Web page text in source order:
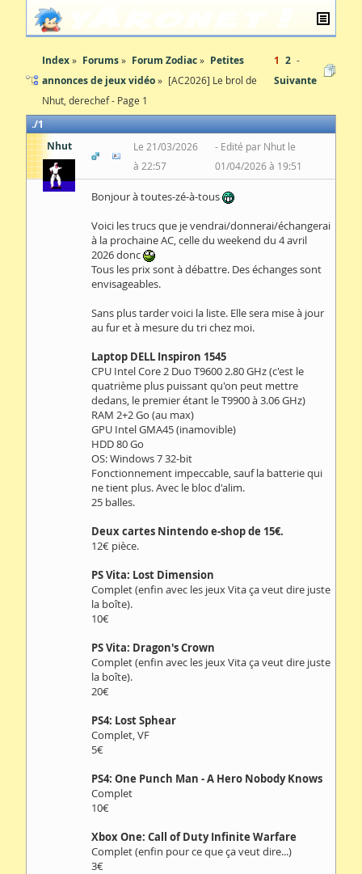
Index Forums Forum Zodiac
Petites
annonces de jeux vidéo
[AC2026] Le brol de
Nhut, derechef - Page 1
1 2
Suivante
1
Nhut
Le 21/03/2026
à 22:57
Edité par Nhut le
01/04/2026 à 19:51
Bonjour à toutes-zé-à-tous
Voici les trucs que je vendrai/donnerai/échangerai
à la prochaine AC, celle du weekend du 4 avril
2026 donc
Tous les prix sont à débattre. Des échanges sont
envisageables.
Sans plus tarder voici la liste. Elle sera mise à jour
au fur et à mesure du tri chez moi.
Laptop DELL Inspiron 1545
CPU Intel Core 2 Duo T9600 2.80 GHz (c'est le
quatrième plus puissant qu'on peut mettre
dedans, le premier étant le T9900 à 3.06 GHz)
RAM 2+2 Go (au max)
GPU Intel GMA45 (inamovible)
HDD 80 Go
OS: Windows 7 32-bit
Fonctionnement impeccable, sauf la batterie qui
ne tient plus. Avec le bloc d'alim.
25 balles.
Deux cartes Nintendo e-shop de 15€.
12€ pièce.
PS Vita: Lost Dimension
Complet (enfin avec les jeux Vita ça veut dire juste
la boîte).
10€
PS Vita: Dragon's Crown
Complet (enfin avec les jeux Vita ça veut dire juste
la boîte).
20€
PS4: Lost Sphear
Complet, VF
5€
PS4: One Punch Man - A Hero Nobody Knows
Complet
10€
Xbox One: Call of Duty Infinite Warfare
Complet (enfin pour ce que ça veut dire...)
3€